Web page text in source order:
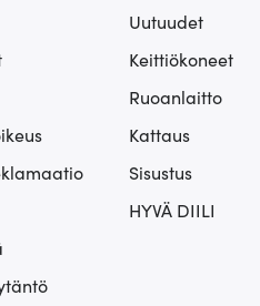
Uutuudet
Keittiökoneet
Ruoanlaitto
Kattaus
Sisustus
HYVÄ DIILI